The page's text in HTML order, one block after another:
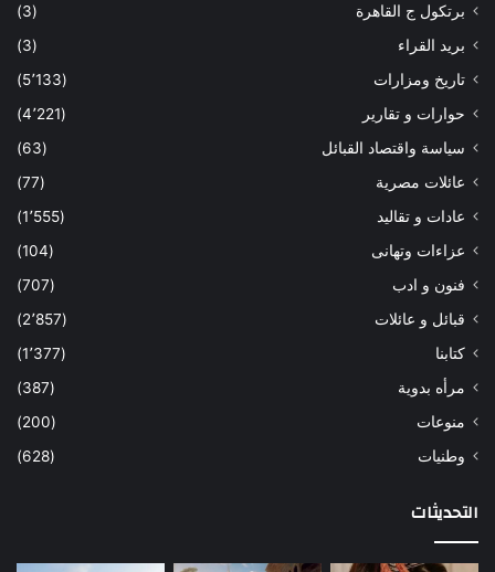
برتكول ج القاهرة
(3)
بريد القراء
(3)
تاريخ ومزارات
(5٬133)
حوارات و تقارير
(4٬221)
سياسة واقتصاد القبائل
(63)
عائلات مصرية
(77)
عادات و تقاليد
(1٬555)
عزاءات وتهانى
(104)
فنون و ادب
(707)
قبائل و عائلات
(2٬857)
كتابنا
(1٬377)
مرأه بدوية
(387)
منوعات
(200)
وطنيات
(628)
التحديثات